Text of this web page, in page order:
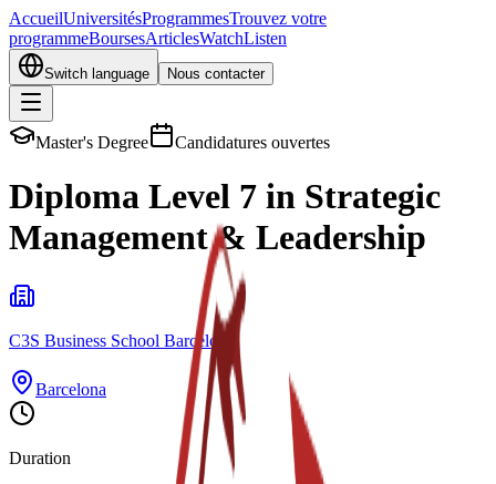
AccueilUniversitésProgrammesTrouvez votre
programmeBoursesArticlesWatchListen
Switch language Nous contacter
Master's Degree Candidatures ouvertes
Diploma Level 7 in Strategic
Management & Leadership
C3S Business School Barcelona
Barcelona
Duration